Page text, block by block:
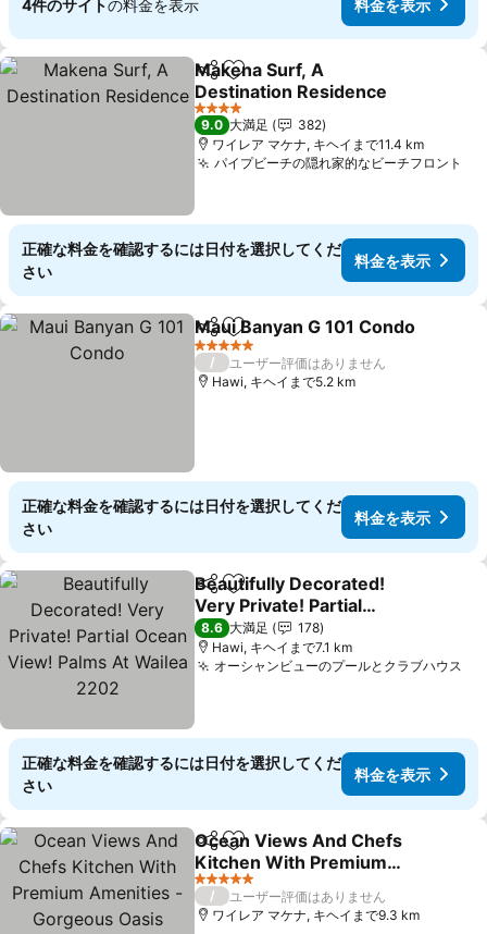
4件のサイトの料金を表示 料金を表示
シェアお気に入りに追加
Makena Surf, A
Destination Residence
4 ホテルのランク
9.0 大満足
382
ワイレア マケナ, キヘイまで11.4 km
パイプビーチの隠れ家的なビーチフロント
正確な料金を確認するには日付を選択してくだ
さい
料金を表示
シェアお気に入りに追加
Maui Banyan G 101 Condo
5 ホテルのランク
/
ユーザー評価はありません
Hawi, キヘイまで5.2 km
正確な料金を確認するには日付を選択してくだ
さい
料金を表示
シェアお気に入りに追加
Beautifully Decorated!
Very Private! Partial
Ocean View! Palms At
Wailea 2202
8.6 大満足
178
Hawi, キヘイまで7.1 km
オーシャンビューのプールとクラブハウス
正確な料金を確認するには日付を選択してくだ
さい
料金を表示
シェアお気に入りに追加
Ocean Views And Chefs
Kitchen With Premium
Amenities - Gorgeous
Oasis
5 ホテルのランク
/
ユーザー評価はありません
ワイレア マケナ, キヘイまで9.3 km